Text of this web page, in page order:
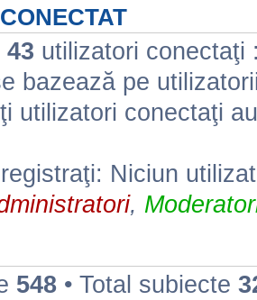
43 utilizatori conectaţi
bazează pe
utilizatori conectaţi
Niciun
,
548 • Total subiecte